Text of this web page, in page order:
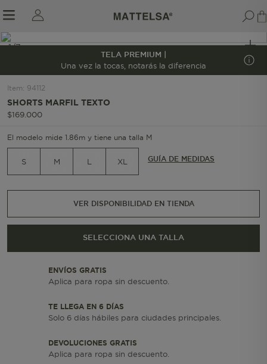
submenu
1/7
TELA PREMIUM |
Una vez la tocas, notarás la diferencia
Item: 94112
SHORTS MARFIL TEXTO
$169 000
El modelo mide 1.86m y tiene una talla M
S M L XL GUÍA DE MEDIDAS
VER DISPONIBILIDAD EN TIENDA
SELECCIONA UNA TALLA
ENVÍOS GRATIS
Aplica para ropa sin descuento.
TE LLEGA EN 6 DÍAS
Solo 6 días hábiles para ciudades principales.
DEVOLUCIONES GRATIS
Aplica para ropa sin descuento.